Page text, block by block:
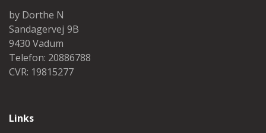
by Dorthe N
Sandagervej 9B
9430 Vadum
Telefon: 20886788
CVR: 19815277
Links